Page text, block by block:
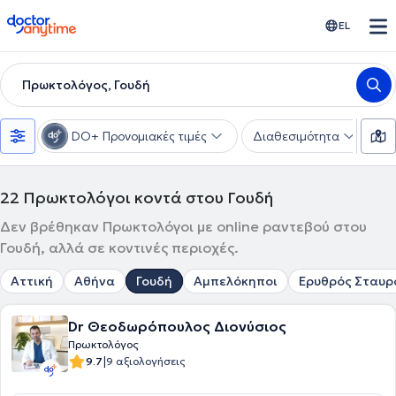
doctoranytime EL
Πρωκτολόγος, Γουδή
DO+ Προνομιακές τιμές Διαθεσιμότητα
22 Πρωκτολόγοι κοντά στου Γουδή
Δεν βρέθηκαν Πρωκτολόγοι με online ραντεβού στου
Γουδή, αλλά σε κοντινές περιοχές.
Αττική Αθήνα Γουδή Αμπελόκηποι Ερυθρός
Dr Θεοδωρόπουλος Διονύσιος
Πρωκτολόγος
9.7|9 αξιολογήσεις